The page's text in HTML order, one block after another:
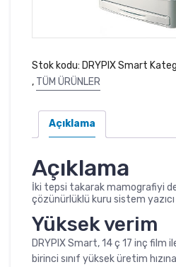
Stok kodu: DRYPIX Smart
, TÜM ÜRÜNLER
Açıklama
Açıklama
İki tepsi takarak mamografiyi
çözünürlüklü kuru sistem yazıcı
Yüksek verim
DRYPIX Smart, 14 ç 17 inç
birinci sınıf yüksek üretim